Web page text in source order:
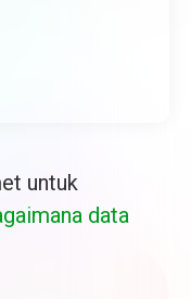
untuk
data